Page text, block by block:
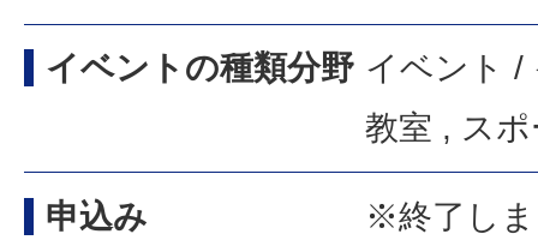
イベントの種類分野 イベント /
教室 , ス
申込み
※終了し